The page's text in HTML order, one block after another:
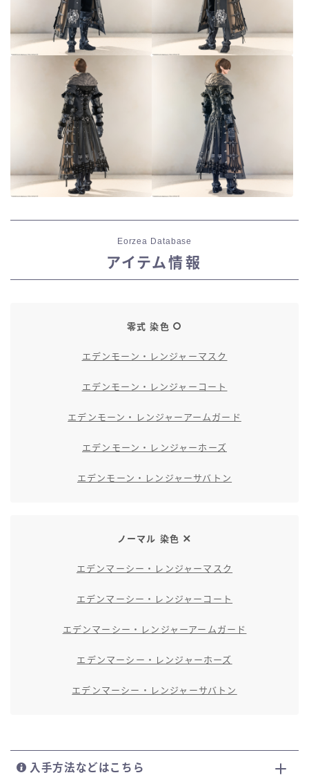
Eorzea Database
アイテム情報
零式 染色
エデンモーン・レンジャーマスク
エデンモーン・レンジャーコート
エデンモーン・レンジャーアームガード
エデンモーン・レンジャーホーズ
エデンモーン・レンジャーサバトン
ノーマル 染色
エデンマーシー・レンジャーマスク
エデンマーシー・レンジャーコート
エデンマーシー・レンジャーアームガード
エデンマーシー・レンジャーホーズ
エデンマーシー・レンジャーサバトン
入手方法などはこちら